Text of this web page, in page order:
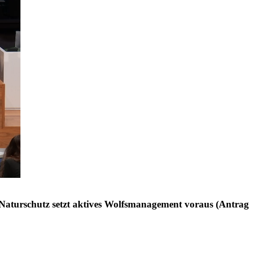
setzt aktives Wolfsmanagement voraus (Antrag